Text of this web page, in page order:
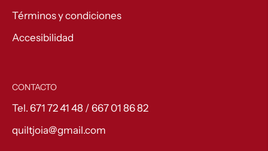
Términos y condiciones
Accesibilidad
CONTACTO
Tel. 671 72 41 48 / 667 01 86 82
quiltjoia@gmail.com